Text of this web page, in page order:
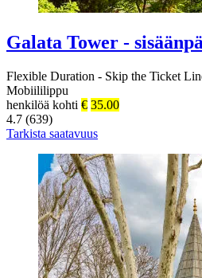
Galata Tower -
Flexible Duration - Skip the Ticket
Mobiililippu
henkilöä kohti € 35.00
4.7 (639)
Tarkista saatavuus